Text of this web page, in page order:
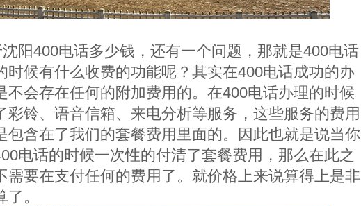
阳400电话多少钱，还有一个问题，那就是400电话
时候有什么收费的功能呢？其实在400电话成功的办
不会存在任何的附加费用的。在400电话办理的时候
彩铃、语音信箱、来电分析等服务，这些服务的费用
包含在了我们的套餐费用里面的。因此也就是说当你
电话的时候一次性的付清了套餐费用，那么在此之
需要在支付任何的费用了。就价格上来说算得上是非
。